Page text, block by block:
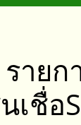
ายก
เชื่อ